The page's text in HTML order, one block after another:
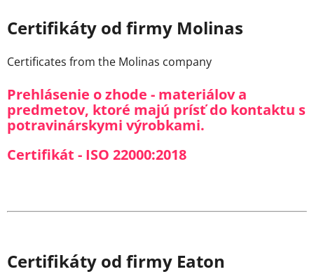
Certifikáty od firmy Molinas
Certificates from the Molinas company
Prehlásenie o zhode - materiálov a
predmetov, ktoré majú prísť do kontaktu s
potravinárskymi výrobkami.
Certifikát - ISO 22000:2018
Certifikáty od firmy Eaton